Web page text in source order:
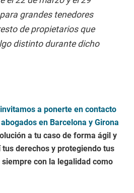
grandes tenedores
de propietarios que
distinto durante dicho
a ponerte en contacto
en Barcelona y Girona
a tu caso de forma ágil y
derechos y protegiendo tus
con la legalidad como